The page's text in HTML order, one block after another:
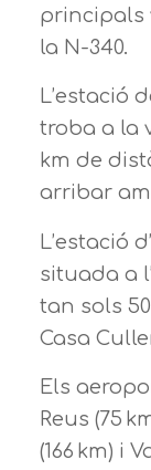
principals
la N-340.
L’estació
troba a la
km de
arribar
L’estació
situada a
tan sols
Casa
Els
Reus (75
(166 km) i